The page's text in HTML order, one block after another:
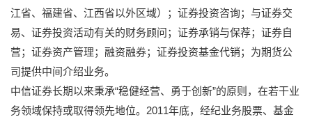
江省、福建省、江西省以外区域）；证券投资咨询；与证券交
易、证券投资活动有关的财务顾问；证券承销与保荐；证券自
营；证券资产管理；融资融券；证券投资基金代销；为期货公
司提供中间介绍业务。
中信证券长期以来秉承“稳健经营、勇于创新”的原则，在若干业
务领域保持或取得领先地位。2011年底，经纪业务股票、基金